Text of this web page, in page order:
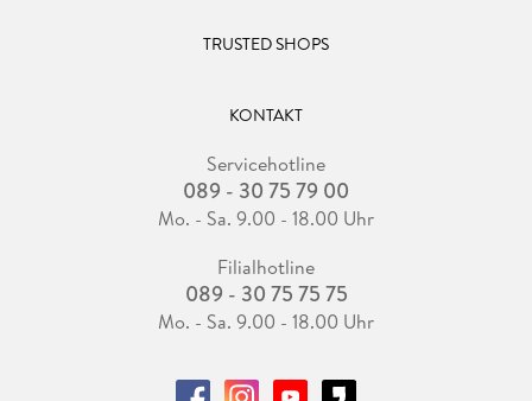
TRUSTED SHOPS
KONTAKT
Servicehotline
089 - 30 75 79 00
Mo. - Sa. 9.00 - 18.00 Uhr
Filialhotline
089 - 30 75 75 75
Mo. - Sa. 9.00 - 18.00 Uhr